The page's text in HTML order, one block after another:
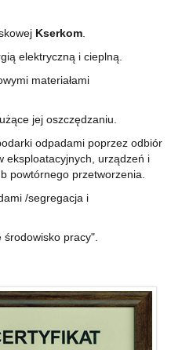
Kserkom
elektryczną i cieplną.
materiałami
jej oszczędzaniu.
odpadami poprzez odbiór
eksploatacyjnych, urządzeń i
powtórnego przetworzenia.
/segregacja i
środowisko pracy".